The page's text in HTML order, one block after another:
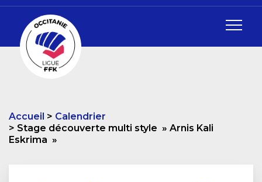
Accueil
Calendrier
Stage découverte multi style » Arnis Kali
Eskrima »